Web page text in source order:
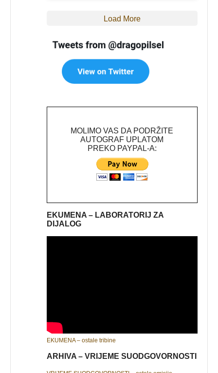
Load More
MOLIMO VAS DA PODRŽITE
AUTOGRAF UPLATOM
PREKO PAYPAL-A:
EKUMENA – LABORATORIJ ZA
DIJALOG
EKUMENA – ostale tribine
ARHIVA – VRIJEME SUODGOVORNOSTI